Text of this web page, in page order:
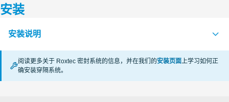
认证机构
RISE
Roxtec International AB
安装
安装说明
FLAMEPLUS (en)
阅读更多关于 Roxtec 密封系统的信息，并在我们的安装页面上学习如何正
确安装穿隔系统。